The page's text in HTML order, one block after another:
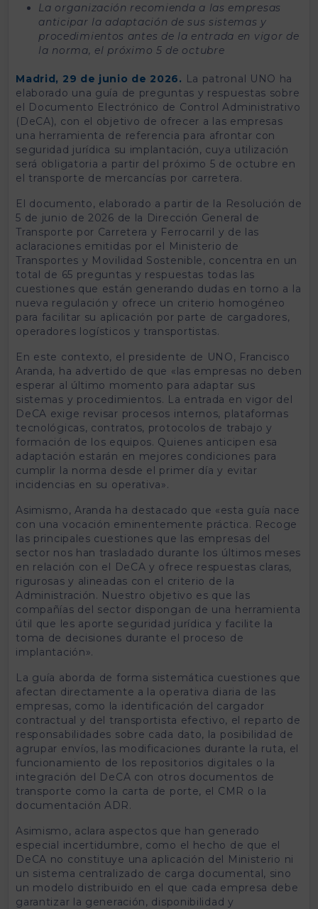
La organización recomienda a las empresas
anticipar la adaptación de sus sistemas y
procedimientos antes de la entrada en vigor de
la norma, el próximo 5 de octubre
Madrid, 29 de junio de 2026. La patronal UNO ha
elaborado una guía de preguntas y respuestas sobre
el Documento Electrónico de Control Administrativo
(DeCA), con el objetivo de ofrecer a las empresas
una herramienta de referencia para afrontar con
seguridad jurídica su implantación, cuya utilización
será obligatoria a partir del próximo 5 de octubre en
el transporte de mercancías por carretera.
El documento, elaborado a partir de la Resolución de
5 de junio de 2026 de la Dirección General de
Transporte por Carretera y Ferrocarril y de las
aclaraciones emitidas por el Ministerio de
Transportes y Movilidad Sostenible, concentra en un
total de 65 preguntas y respuestas todas las
cuestiones que están generando dudas en torno a la
nueva regulación y ofrece un criterio homogéneo
para facilitar su aplicación por parte de cargadores,
operadores logísticos y transportistas.
En este contexto, el presidente de UNO, Francisco
Aranda, ha advertido de que «las empresas no deben
esperar al último momento para adaptar sus
sistemas y procedimientos. La entrada en vigor del
DeCA exige revisar procesos internos, plataformas
tecnológicas, contratos, protocolos de trabajo y
formación de los equipos. Quienes anticipen esa
adaptación estarán en mejores condiciones para
cumplir la norma desde el primer día y evitar
incidencias en su operativa».
Asimismo, Aranda ha destacado que «esta guía nace
con una vocación eminentemente práctica. Recoge
las principales cuestiones que las empresas del
sector nos han trasladado durante los últimos meses
en relación con el DeCA y ofrece respuestas claras,
rigurosas y alineadas con el criterio de la
Administración. Nuestro objetivo es que las
compañías del sector dispongan de una herramienta
útil que les aporte seguridad jurídica y facilite la
toma de decisiones durante el proceso de
implantación».
La guía aborda de forma sistemática cuestiones que
afectan directamente a la operativa diaria de las
empresas, como la identificación del cargador
contractual y del transportista efectivo, el reparto de
responsabilidades sobre cada dato, la posibilidad de
agrupar envíos, las modificaciones durante la ruta, el
funcionamiento de los repositorios digitales o la
integración del DeCA con otros documentos de
transporte como la carta de porte, el CMR o la
documentación ADR.
Asimismo, aclara aspectos que han generado
especial incertidumbre, como el hecho de que el
DeCA no constituye una aplicación del Ministerio ni
un sistema centralizado de carga documental, sino
un modelo distribuido en el que cada empresa debe
garantizar la generación, disponibilidad y